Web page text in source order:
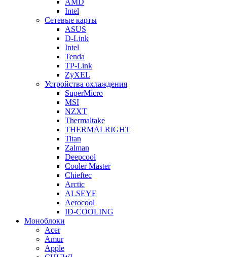
AMD
Intel
Сетевые карты
ASUS
D-Link
Intel
Tenda
TP-Link
ZyXEL
Устройства охлаждения
SuperMicro
MSI
NZXT
Thermaltake
THERMALRIGHT
Titan
Zalman
Deepcool
Cooler Master
Chieftec
Arctic
ALSEYE
Aerocool
ID-COOLING
Моноблоки
Acer
Amur
Apple